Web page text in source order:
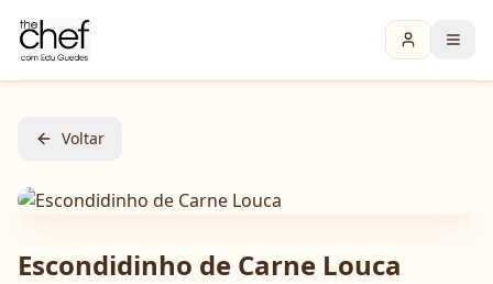
Voltar
Escondidinho de Carne Louca